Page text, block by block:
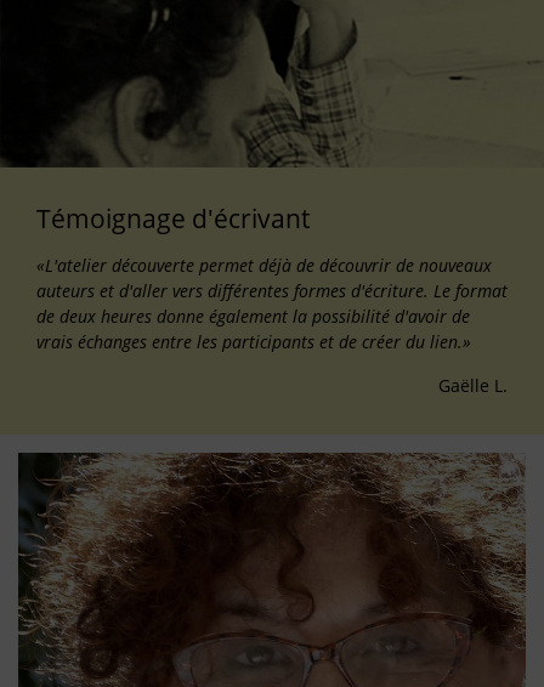
Témoignage d'écrivant
«L'atelier découverte permet déjà de découvrir de nouveaux
auteurs et d'aller vers différentes formes d'écriture. Le format
de deux heures donne également la possibilité d'avoir de
vrais échanges entre les participants et de créer du lien.»
Gaëlle L.